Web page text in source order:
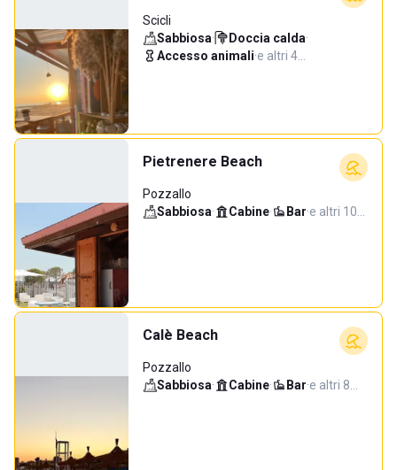
Scicli
Sabbiosa· Doccia calda·
Accesso animali·e altri 4…
Pietrenere Beach
Pozzallo
Sabbiosa· Cabine· Bar·e altri 10…
Calè Beach
Pozzallo
Sabbiosa· Cabine· Bar·e altri 8…